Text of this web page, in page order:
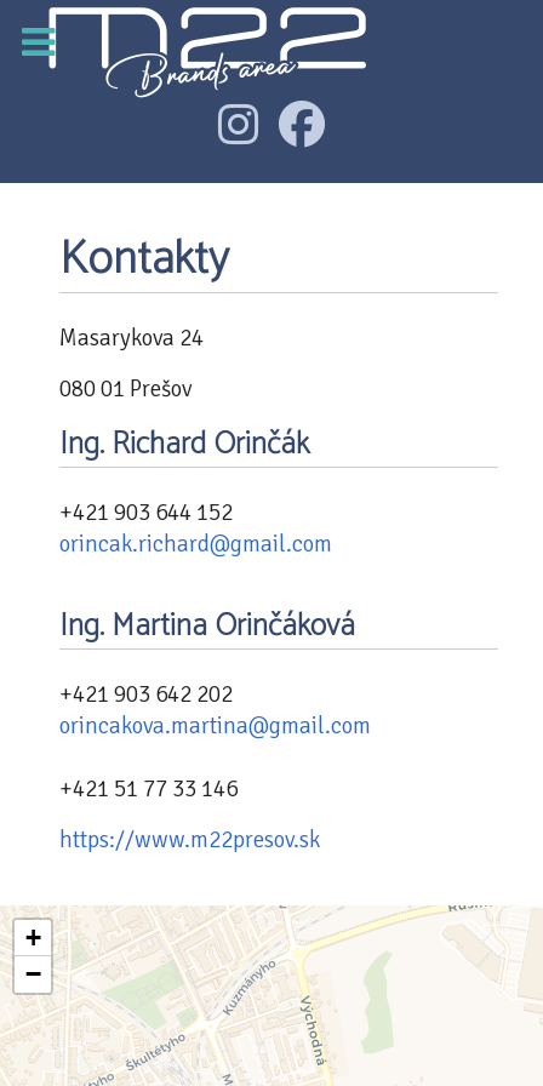
Kontakty
Masarykova 24
080 01 Prešov
Ing. Richard Orinčák
+421 903 644 152
orincak.richard@gmail.com
Ing. Martina Orinčáková
+421 903 642 202
orincakova.martina@gmail.com
+421 51 77 33 146
https://www.m22presov.sk
+
−